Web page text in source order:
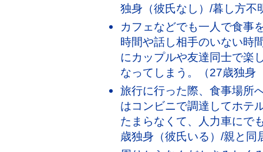
独身（彼氏なし）/暮し方不
カフェなどでも一人で食事
時間や話し相手のいない時
にカップルや友達同士で楽
なってしまう。（27歳独身
旅行に行った際、食事場所
はコンビニで調達してホテ
たまらなくて、人力車にで
歳独身（彼氏いる）/親と同